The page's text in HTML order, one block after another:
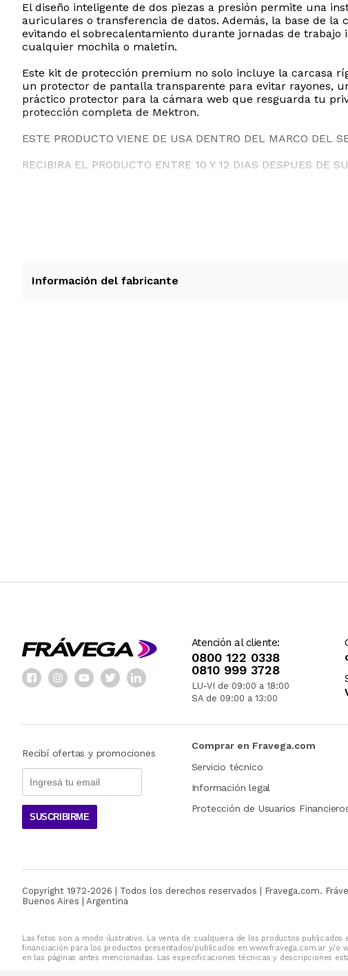
El diseño inteligente de dos piezas a presión permite una
auriculares o transferencia de datos. Además, la base de
evitando el sobrecalentamiento durante jornadas de
cualquier mochila o maletín.
Este kit de protección premium no solo incluye la carcasa
un protector de pantalla transparente para evitar rayones,
práctico protector para la cámara web que resguarda tu
protección completa de Mektron.
ESTE PRODUCTO VIENE DE USA DENTRO DEL MARCO DEL
RECIBIRA EL PRODUCTO ENTRE 10 Y 12 DIAS DESPUES DE
Información del fabricante
Atención al cliente:
0800 122 0338
0810 999 3728
LU-VI de 09:00 a 18:00
SA de 09:00 a 13:00
Recibí ofertas y promociones
SUSCRIBIRME
Comprar en Fravega.com
Servicio técnico
Información legal
Protección de Usuarios
Copyright 1972-2026 | Todos los derechos reservados | Fravega.com.
Buenos Aires | Argentina
Las fotos son a modo ilustrativo. La venta de cualquiera de los productos
financiación para los productos presentados/publicados en www.fravega.com.ar y/
en las páginas antes mencionadas. Las especificaciones técnicas y descripciones